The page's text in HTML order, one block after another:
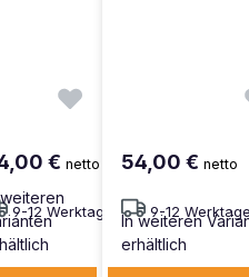
€netto
9-12 Werktage
54,00 €netto
9-12 Werktage
In weiteren
erhältlich